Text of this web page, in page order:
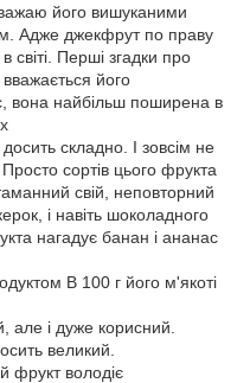
його вишуканими
Адже джекфрут по праву
Перші згадки про
вважається його
вона найбільш поширена в
складно. І зовсім не
сортів цього фрукта
свій, неповторний
і навіть шоколадного
нагадує банан і ананас
В 100 г його м'якоті
але і дуже корисний.
великий.
фрукт володіє